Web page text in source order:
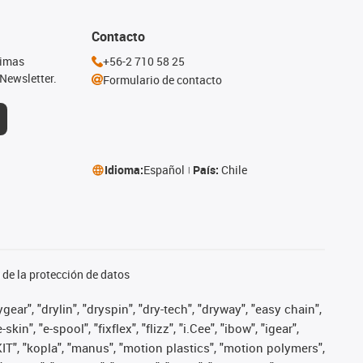
Contacto
+56-2 710 58 25
Formulario de contacto
Idioma:Español País: Chile
la protección de datos
"drylin", "dryspin", "dry-tech", "dryway", "easy chain",
"e-spool", "fixflex", "flizz", "i.Cee", "ibow", "igear",
"kopla", "manus", "motion plastics", "motion polymers",